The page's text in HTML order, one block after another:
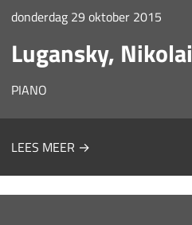
donderdag 29 oktober 2015
Lugansky, Nikolai
PIANO
LEES MEER →